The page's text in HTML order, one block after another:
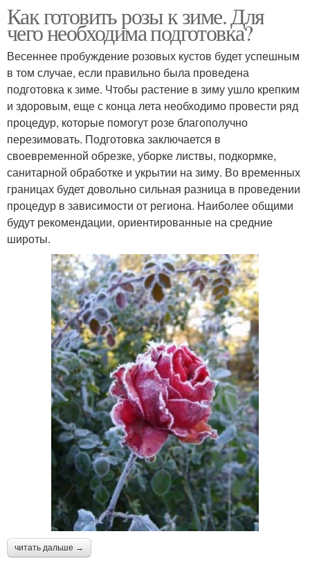
Как готовить розы к зиме. Для
чего необходима подготовка?
Весеннее пробуждение розовых кустов будет успешным
в том случае, если правильно была проведена
подготовка к зиме. Чтобы растение в зиму ушло крепким
и здоровым, еще с конца лета необходимо провести ряд
процедур, которые помогут розе благополучно
перезимовать. Подготовка заключается в
своевременной обрезке, уборке листвы, подкормке,
санитарной обработке и укрытии на зиму. Во временных
границах будет довольно сильная разница в проведении
процедур в зависимости от региона. Наиболее общими
будут рекомендации, ориентированные на средние
широты.
читать дальше →